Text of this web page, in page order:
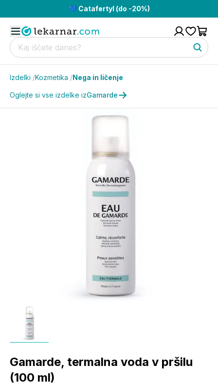
💙 Catafertyl (do -20%)
Izdelki /Kozmetika /Nega in ličenje
Oglejte si vse izdelke izGamarde
Gamarde, termalna voda v pršilu
(100 ml)